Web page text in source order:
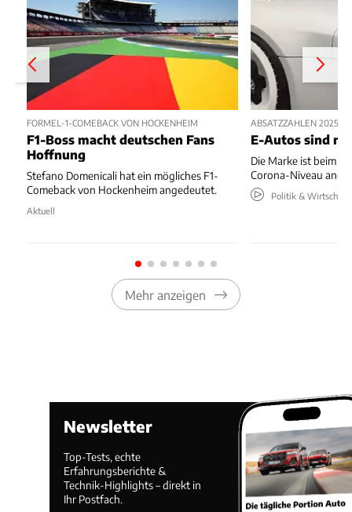
FORMEL-1-COMEBACK VON HOCKENHEIM
F1-Boss macht deutschen Fans
Hoffnung
Stefano Domenicali hat ein mögliches F1-
Comeback von Hockenheim angedeutet.
Aktuell
ABSATZZAHLEN 2025 –
E-Autos sind
Die Marke ist beim
Corona-Niveau
Politik & Wirtschaft
Mehr anzeigen
Newsletter
Top-Tests, echte
Erfahrungsberichte &
Technik-Highlights – direkt in
Ihr Postfach.